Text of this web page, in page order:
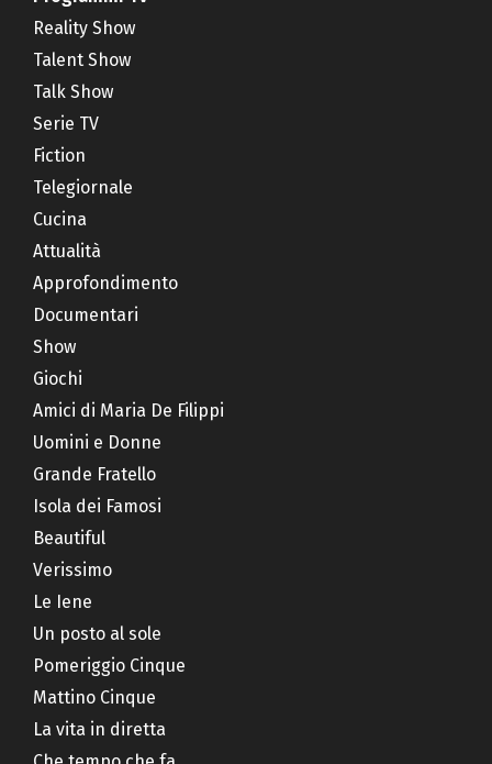
Reality Show
Talent Show
Talk Show
Serie TV
Fiction
Telegiornale
Cucina
Attualità
Approfondimento
Documentari
Show
Giochi
Amici di Maria De Filippi
Uomini e Donne
Grande Fratello
Isola dei Famosi
Beautiful
Verissimo
Le Iene
Un posto al sole
Pomeriggio Cinque
Mattino Cinque
La vita in diretta